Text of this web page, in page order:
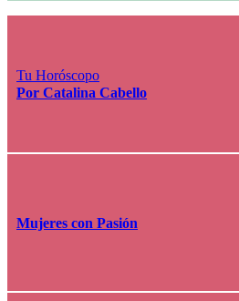
Tu Horóscopo
Por Catalina Cabello
Mujeres con Pasión